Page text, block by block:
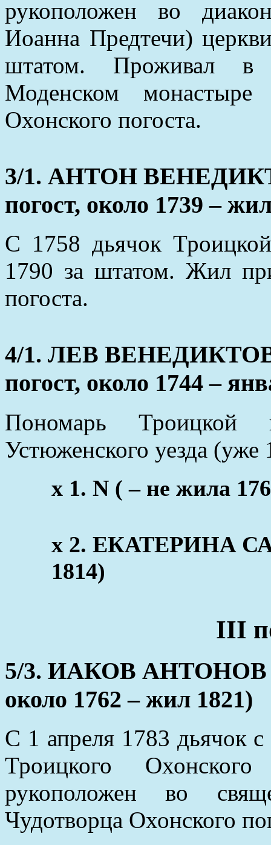
рукоположен во
Иоанна Предтечи)
штатом. Проживал в
Моденском
Охонского погоста.
3/1. АНТОН
погост, около 1739 –
С 1758 дьячок
1790 за штатом. Жил
погоста.
4/1. ЛЕВ ВЕНЕДИКТОВ
погост, около 1744 –
Пономарь Троицкой
Устюженского уезда (уже
x 1. N ( – не жила
х 2. ЕКАТЕРИНА
1814)
III
5/3. ИАКОВ АНТОНОВ
около 1762 – жил 1821)
С 1 апреля 1783 дьячок
Троицкого
рукоположен во
Чудотворца Охонского